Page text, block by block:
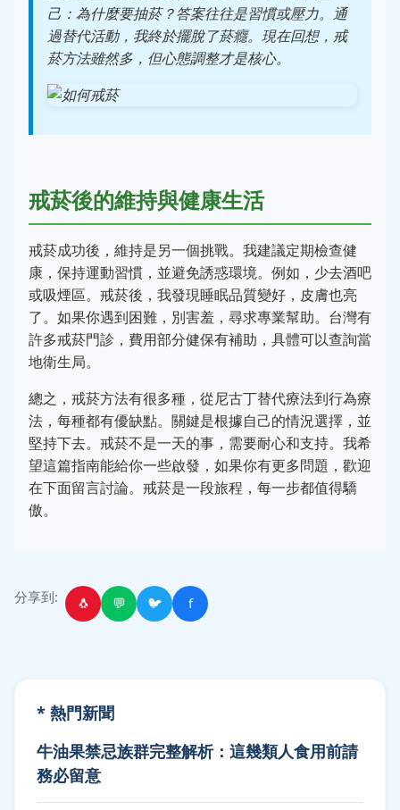
己：為什麼要抽菸？答案往往是習慣或壓力。通
過替代活動，我終於擺脫了菸癮。現在回想，戒
菸方法雖然多，但心態調整才是核心。
戒菸後的維持與健康生活
戒菸成功後，維持是另一個挑戰。我建議定期檢查健
康，保持運動習慣，並避免誘惑環境。例如，少去酒吧
或吸煙區。戒菸後，我發現睡眠品質變好，皮膚也亮
了。如果你遇到困難，別害羞，尋求專業幫助。台灣有
許多戒菸門診，費用部分健保有補助，具體可以查詢當
地衛生局。
總之，戒菸方法有很多種，從尼古丁替代療法到行為療
法，每種都有優缺點。關鍵是根據自己的情況選擇，並
堅持下去。戒菸不是一天的事，需要耐心和支持。我希
望這篇指南能給你一些啟發，如果你有更多問題，歡迎
在下面留言討論。戒菸是一段旅程，每一步都值得驕
傲。
分享到: 🐧 💬 🐦 f
* 熱門新聞
牛油果禁忌族群完整解析：這幾類人食用前請
務必留意